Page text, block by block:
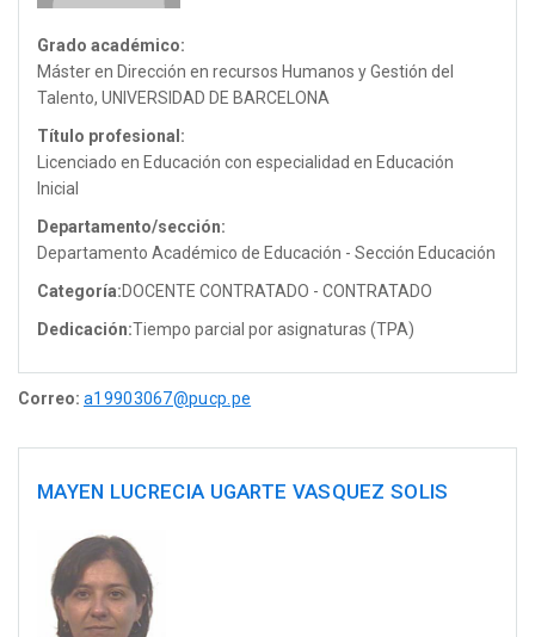
Grado académico:
Máster en Dirección en recursos Humanos y Gestión del
Talento, UNIVERSIDAD DE BARCELONA
Título profesional:
Licenciado en Educación con especialidad en Educación
Inicial
Departamento/sección:
Departamento Académico de Educación - Sección Educación
Categoría:DOCENTE CONTRATADO - CONTRATADO
Dedicación:Tiempo parcial por asignaturas (TPA)
Correo: a19903067@pucp.pe
MAYEN LUCRECIA UGARTE VASQUEZ SOLIS